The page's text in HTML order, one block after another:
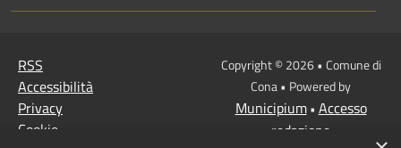
RSS
Accessibilità
Privacy
Cookie
Copyright © 2026 • Comune di
Cona • Powered by
Municipium• Accesso
redazione